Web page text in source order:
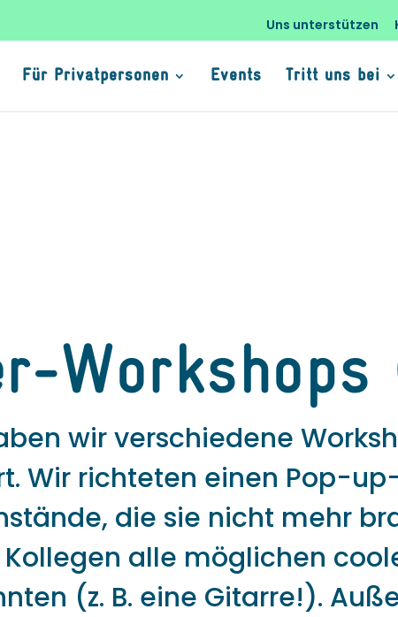
Uns unterstützen
Für Privatpersonen Events Tritt uns bei
Workshops
wir verschiedene
Wir richteten einen Pop-
die sie nicht mehr
alle möglichen
(z. B. eine Gitarre!).